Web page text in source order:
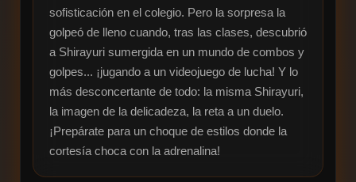
sofisticación en el colegio. Pero la sorpresa la
golpeó de lleno cuando, tras las clases, descubrió
a Shirayuri sumergida en un mundo de combos y
golpes... ¡jugando a un videojuego de lucha! Y lo
más desconcertante de todo: la misma Shirayuri,
la imagen de la delicadeza, la reta a un duelo.
¡Prepárate para un choque de estilos donde la
cortesía choca con la adrenalina!